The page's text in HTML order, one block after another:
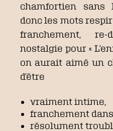
chamfortien sans
donc les mots
franchement,
nostalgie pour «
on aurait aimé un
d’être
vraiment intime,
franchement
résolument